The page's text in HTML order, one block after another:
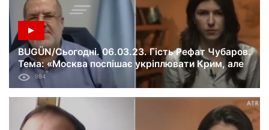
BUGÜN/Сьогодні. 06.03.23. Гість Рефат Чубаров.
Тема: «Москва поспішає укріплювати Крим, але
його звільнення неминуче».
984